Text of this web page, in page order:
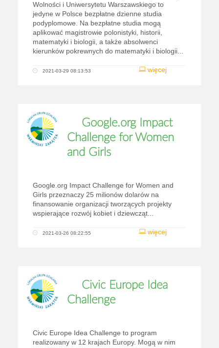
Wolności i Uniwersytetu Warszawskiego to
jedyne w Polsce bezpłatne dzienne studia
podyplomowe. Na bezpłatne studia mogą
aplikować magistrowie polonistyki, historii,
matematyki i biologii, a także absolwenci
kierunków pokrewnych do matematyki i biologii...
więcej
2021-03-29 08:13:53
Google.org Impact
Challenge for Women
and Girls
Google.org Impact Challenge for Women and
Girls przeznaczy 25 milionów dolarów na
finansowanie organizacji tworzących projekty
wspierające rozwój kobiet i dziewcząt...
więcej
2021-03-26 08:22:55
Civic Europe Idea
Challenge
Civic Europe Idea Challenge to program
realizowany w 12 krajach Europy. Mogą w nim